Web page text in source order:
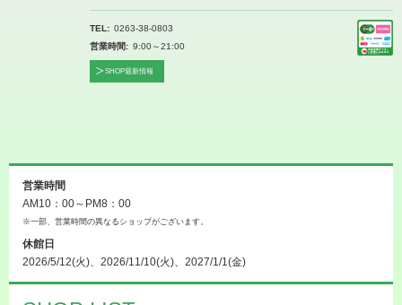
TEL
0263-38-0803
営業時間
9:00～21:00
SHOP最新情報
営業時間
AM10：00～PM8：00
※一部、営業時間の異なるショップがございます。
休館日
2026/5/12(火)、2026/11/10(火)、2027/1/1(金)